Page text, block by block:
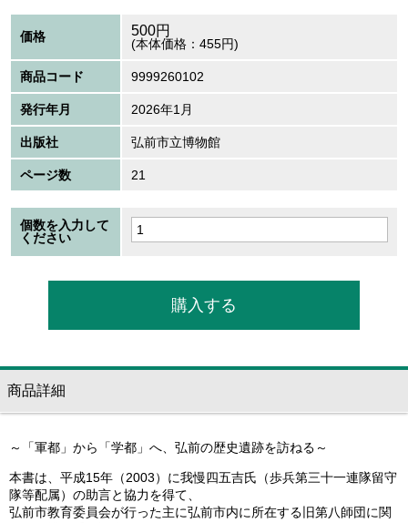
価格 500円
(本体価格：455円)
商品コード 9999260102
発行年月 2026年1月
出版社 弘前市立博物館
ページ数 21
個数を入力して
ください
商品詳細
～「軍都」から「学都」へ、弘前の歴史遺跡を訪ねる～
本書は、平成15年（2003）に我慢四五吉氏（歩兵第三十一連隊留守
隊等配属）の助言と協力を得て、
弘前市教育委員会が行った主に弘前市内に所在する旧第八師団に関